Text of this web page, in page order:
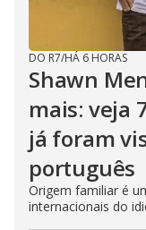
DO R7/HÁ 6 HORAS
Shawn
mais: veja
já foram
português
Origem familiar é
internacionais do